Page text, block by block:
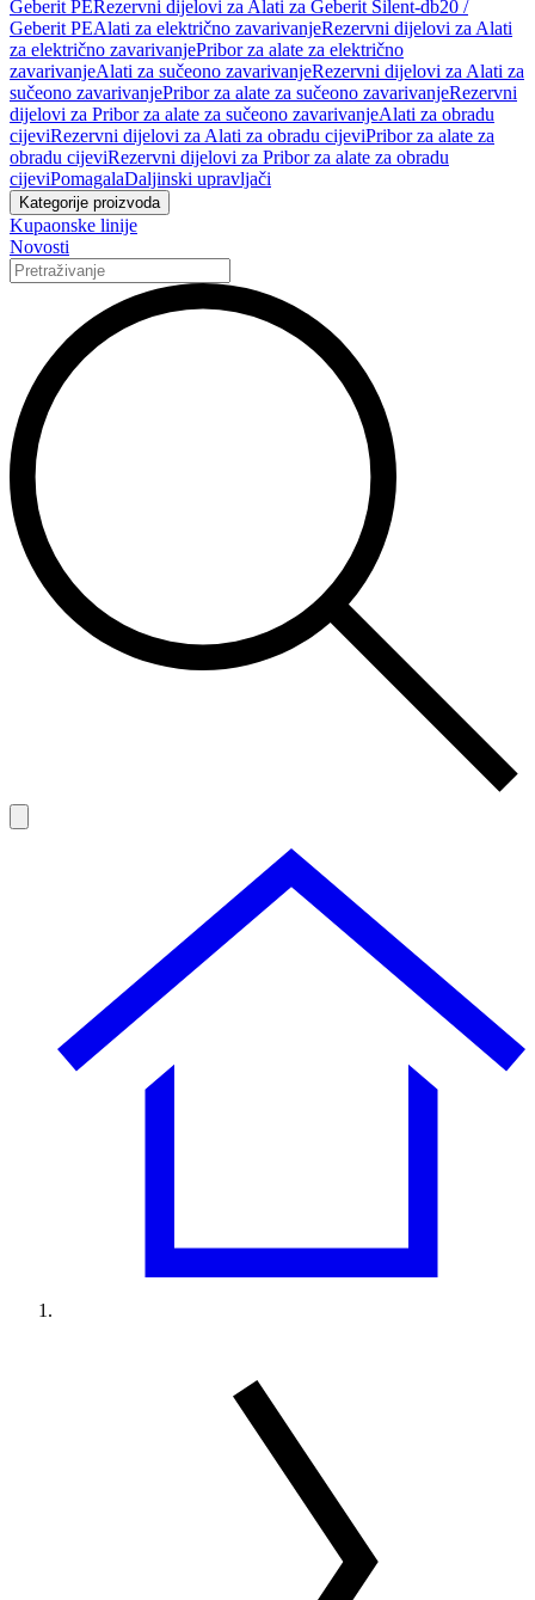
Geberit PERezervni dijelovi za Alati za Geberit Silent-db20 /
Geberit PEAlati za električno zavarivanjeRezervni dijelovi za Alati
za električno zavarivanjePribor za alate za električno
zavarivanjeAlati za sučeono zavarivanjeRezervni dijelovi za Alati za
sučeono zavarivanjePribor za alate za sučeono zavarivanjeRezervni
dijelovi za Pribor za alate za sučeono zavarivanjeAlati za obradu
cijeviRezervni dijelovi za Alati za obradu cijeviPribor za alate za
obradu cijeviRezervni dijelovi za Pribor za alate za obradu
cijeviPomagalaDaljinski upravljači
Kategorije proizvoda
Kupaonske linije
Novosti